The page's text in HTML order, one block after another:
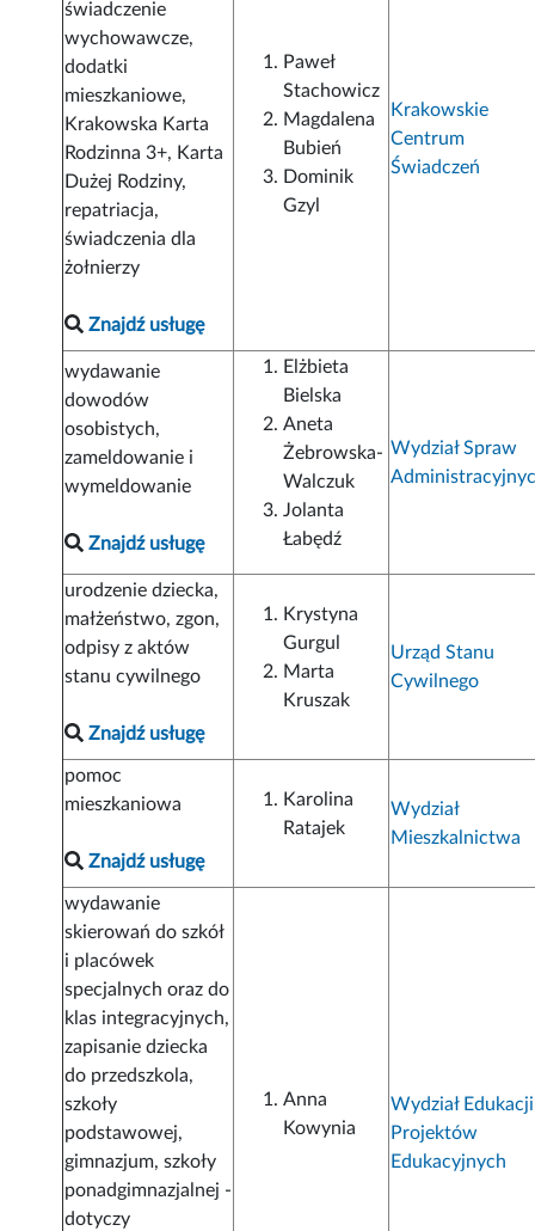
świadczenie
wychowawcze,
dodatki
mieszkaniowe,
Krakowska Karta
Rodzinna 3+, Karta
Dużej Rodziny,
repatriacja,
świadczenia dla
żołnierzy
Znajdź usługę
Paweł
Stachowicz
Magdalena
Bubień
Dominik
Gzyl
Krakowskie
Centrum
Świadczeń
wydawanie
dowodów
osobistych,
zameldowanie i
wymeldowanie
Znajdź usługę
Elżbieta
Bielska
Aneta
Żebrowska-
Walczuk
Jolanta
Łabędź
Wydział Spraw
urodzenie dziecka,
małżeństwo, zgon,
odpisy z aktów
stanu cywilnego
Znajdź usługę
Krystyna
Gurgul
Marta
Kruszak
Urząd Stanu
Cywilnego
pomoc
mieszkaniowa
Znajdź usługę
Karolina
Ratajek
Wydział
Mieszkalnictwa
wydawanie
skierowań do szkół
i placówek
specjalnych oraz do
klas integracyjnych,
zapisanie dziecka
do przedszkola,
szkoły
podstawowej,
gimnazjum, szkoły
ponadgimnazjalnej -
dotyczy
Anna
Kowynia
Wydział
Projektów
Edukacyjnych